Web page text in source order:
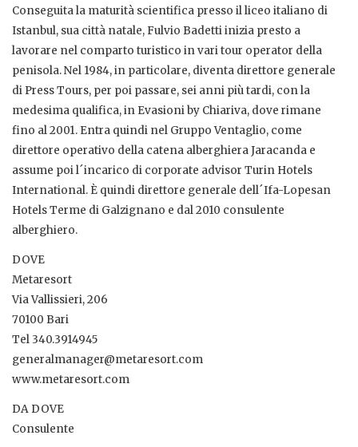
Conseguita la maturità scientifica presso il liceo italiano di
Istanbul, sua città natale, Fulvio Badetti inizia presto a
lavorare nel comparto turistico in vari tour operator della
penisola. Nel 1984, in particolare, diventa direttore generale
di Press Tours, per poi passare, sei anni più tardi, con la
medesima qualifica, in Evasioni by Chiariva, dove rimane
fino al 2001. Entra quindi nel Gruppo Ventaglio, come
direttore operativo della catena alberghiera Jaracanda e
assume poi l´incarico di corporate advisor Turin Hotels
International. È quindi direttore generale dell´Ifa-Lopesan
Hotels Terme di Galzignano e dal 2010 consulente
alberghiero.
DOVE
Metaresort
Via Vallissieri, 206
70100 Bari
Tel 340.3914945
generalmanager@metaresort.com
www.metaresort.com
DA DOVE
Consulente